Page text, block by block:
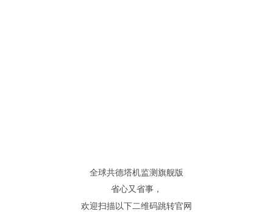
全球共德塔机监测旗舰版
省心又省事 ，
欢迎扫描以下二维码跳转官网